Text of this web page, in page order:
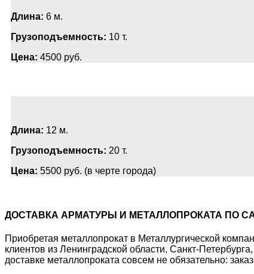
Длина: 6 м.
Грузоподъемность: 10 т.
Цена: 4500 руб.
Длина: 12 м.
Грузоподъемность: 20 т.
Цена: 5500 руб. (в черте города)
ДОСТАВКА АРМАТУРЫ И МЕТАЛЛОПРОКАТА ПО
Приобретая металлопрокат в Металлургической
клиентов из Ленинградской области, Санкт-
доставке металлопроката совсем не обязательно: